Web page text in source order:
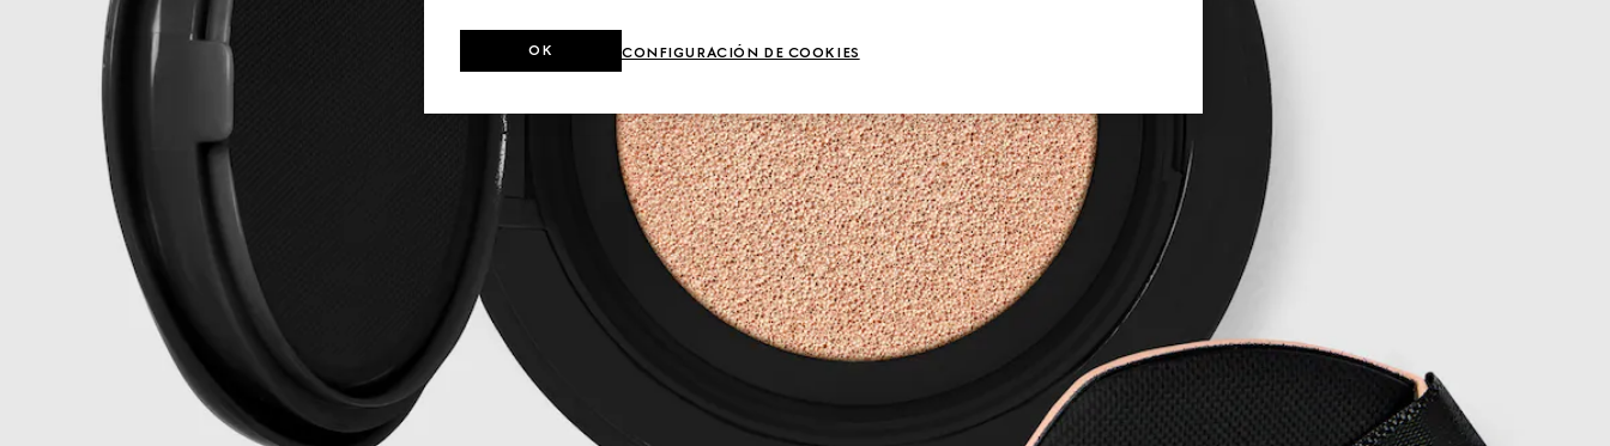
CONFIGURACIÓN DE COOKIES
OK